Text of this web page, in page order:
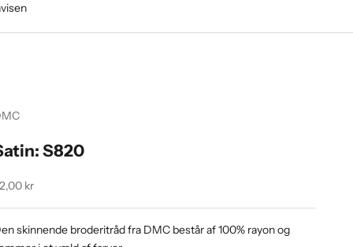
S820
kr
skinnende broderitråd fra DMC består af 100% rayon og